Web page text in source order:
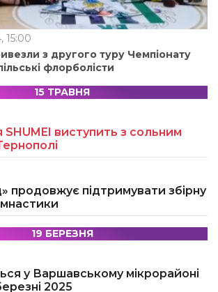
15:00
з другого туру Чемпіонату
флорболісти
15 ТРАВНЯ
SHUMEI виступить з сольним
продовжує підтримувати збірну
19 БЕРЕЗНЯ
у Варшавському мікрорайоні
2025